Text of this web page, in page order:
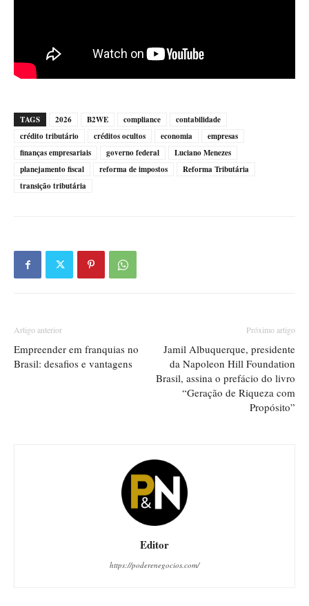
TAGS 2026 B2WE compliance
contabilidade
crédito tributário
créditos ocultos economia
empresas
finanças empresariais
governo federal
Luciano Menezes
planejamento fiscal
reforma de impostos
Reforma Tributária
transição tributária
Artigo anterior
Empreender em franquias no
Brasil: desafios e vantagens
Próximo artigo
Jamil Albuquerque, presidente
da Napoleon Hill Foundation
Brasil, assina o prefácio do livro
“Geração de Riqueza com
Propósito”
Editor
https://poderenegocios.com/